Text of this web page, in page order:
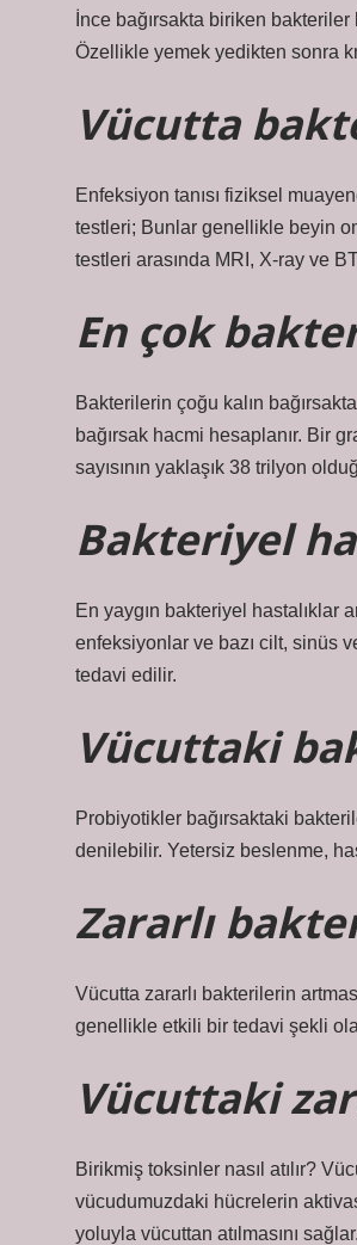
İnce bağırsakta biriken
Özellikle yemek yedikten sonra
Vücutta
Enfeksiyon tanısı fiziksel
testleri; Bunlar genellikle beyin
testleri arasında MRI, X-ray ve
En çok
Bakterilerin çoğu kalın
bağırsak hacmi hesaplanır. Bir
sayısının yaklaşık 38 trilyon
Bakteriyel
En yaygın bakteriyel hastalıklar
enfeksiyonlar ve bazı cilt, sinüs
tedavi edilir.
Vücuttaki
Probiyotikler bağırsaktaki
denilebilir. Yetersiz beslenme,
Zararlı
Vücutta zararlı bakterilerin
genellikle etkili bir tedavi şekli
Vücuttaki
Birikmiş toksinler nasıl atılır?
vücudumuzdaki hücrelerin
yoluyla vücuttan atılmasını sağlar.